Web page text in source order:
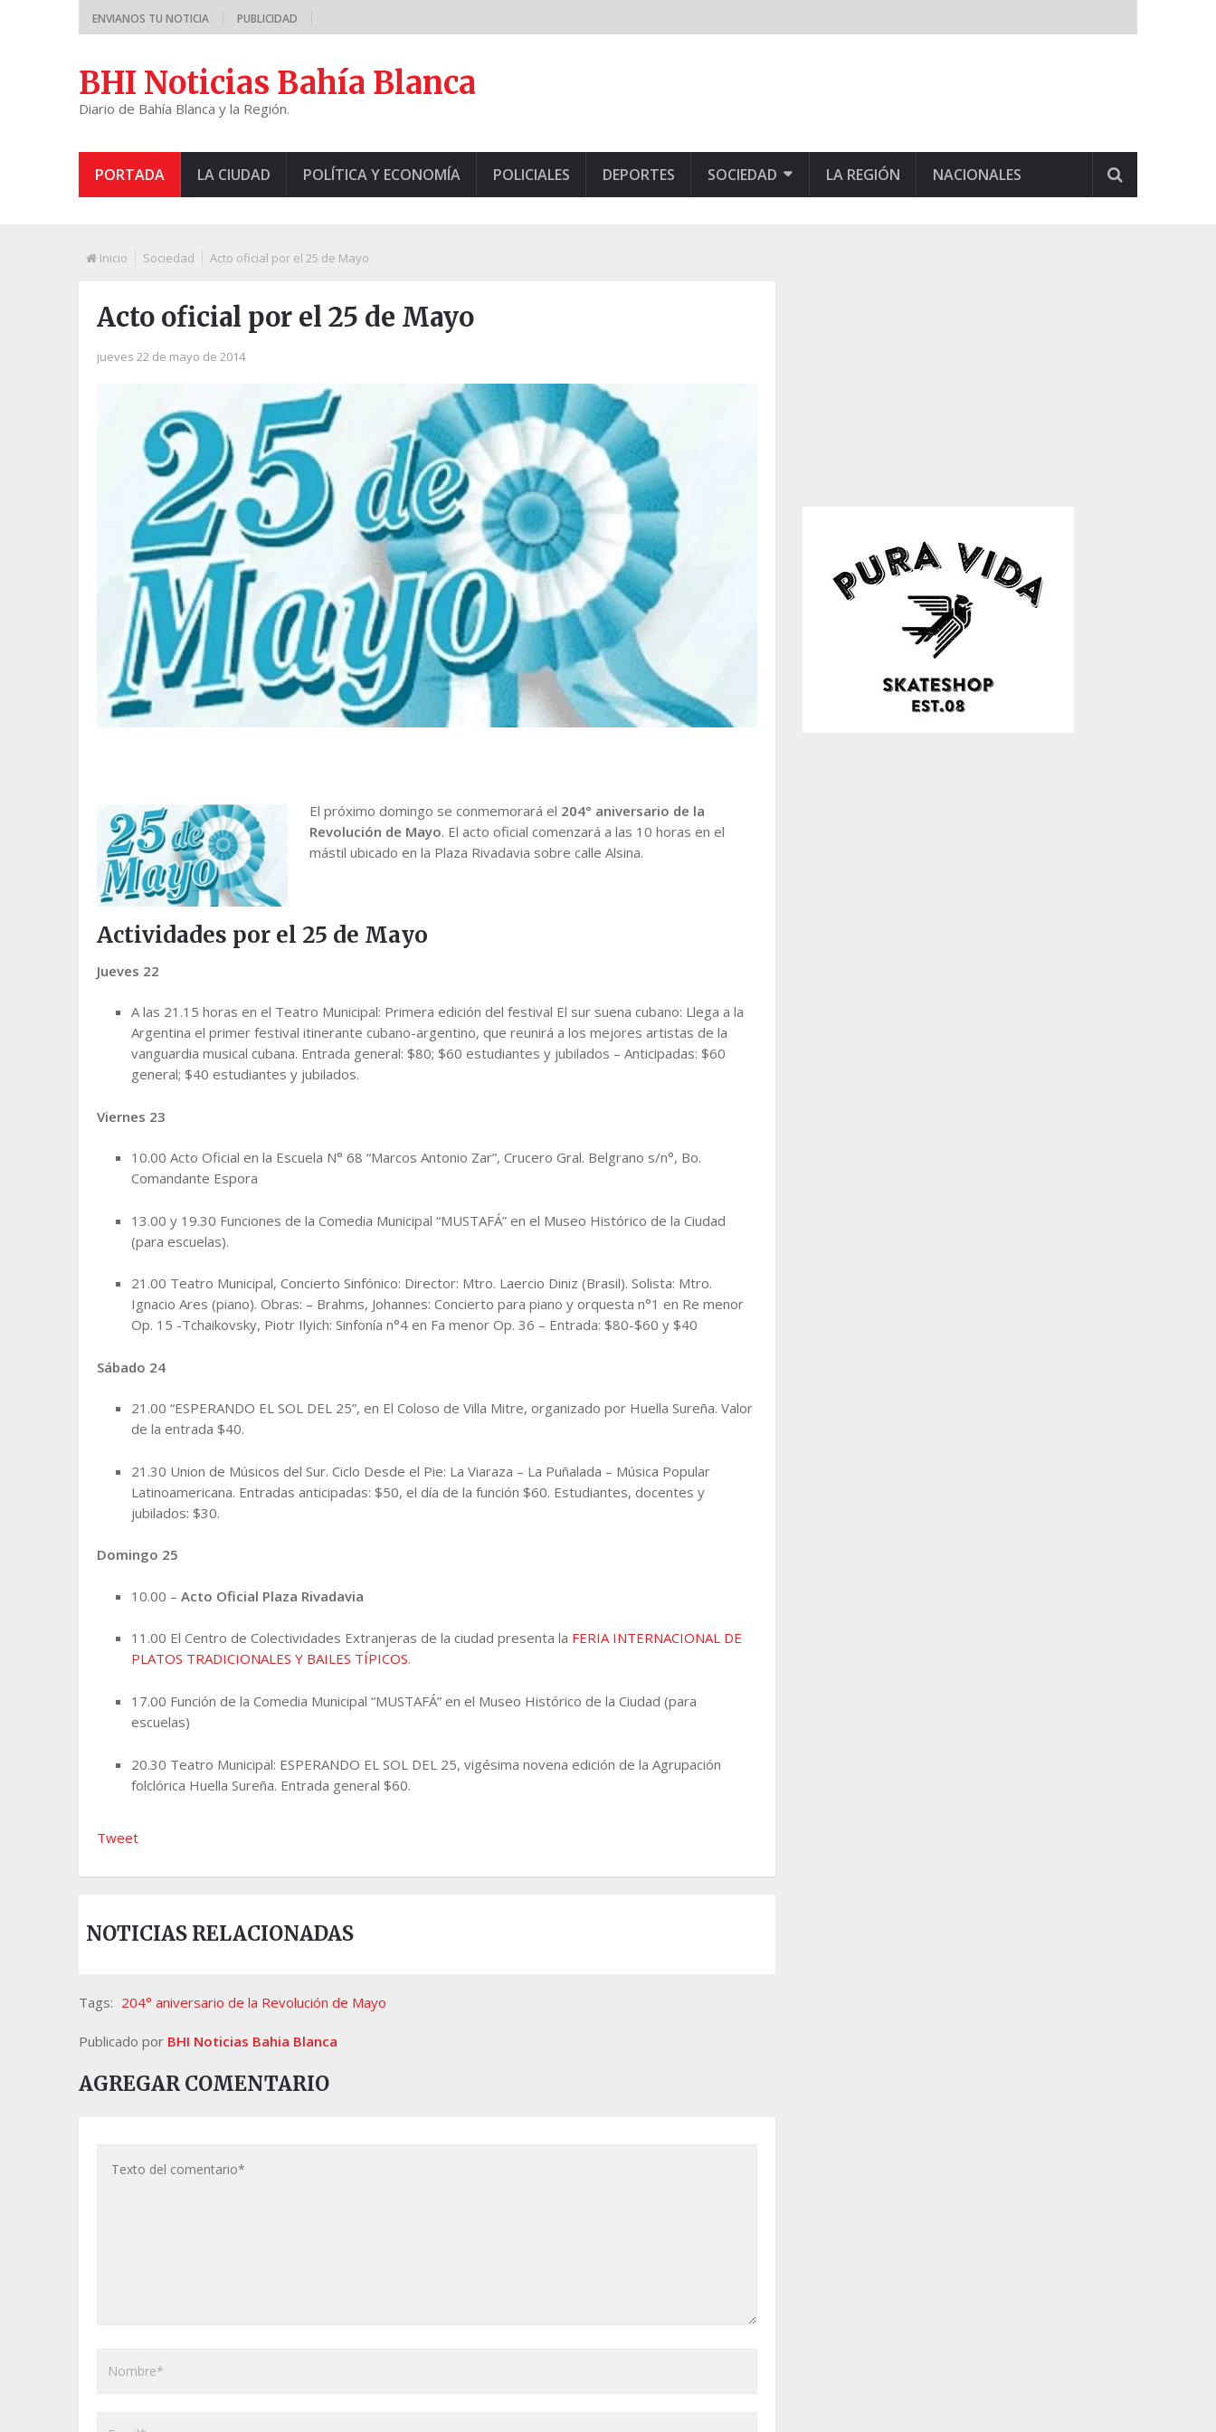
ENVIANOS TU NOTICIA PUBLICIDAD
BHI Noticias Bahía Blanca
Diario de Bahía Blanca y la Región.
PORTADA LA CIUDAD POLÍTICA Y ECONOMÍA POLICIALES DEPORTES SOCIEDAD LA REGIÓN NACIONALES
Inicio Sociedad Acto oficial por el 25 de Mayo
Acto oficial por el 25 de Mayo
jueves 22 de mayo de 2014
El próximo domingo se conmemorará el 204° aniversario de la
Revolución de Mayo. El acto oficial comenzará a las 10 horas en el
mástil ubicado en la Plaza Rivadavia sobre calle Alsina.
Actividades por el 25 de Mayo
Jueves 22
A las 21.15 horas en el Teatro Municipal: Primera edición del festival El sur suena cubano: Llega a la
Argentina el primer festival itinerante cubano-argentino, que reunirá a los mejores artistas de la
vanguardia musical cubana. Entrada general: $80; $60 estudiantes y jubilados – Anticipadas: $60
general; $40 estudiantes y jubilados.
Viernes 23
10.00 Acto Oficial en la Escuela N° 68 “Marcos Antonio Zar”, Crucero Gral. Belgrano s/n°, Bo.
Comandante Espora
13.00 y 19.30 Funciones de la Comedia Municipal “MUSTAFÁ” en el Museo Histórico de la Ciudad
(para escuelas).
21.00 Teatro Municipal, Concierto Sinfónico: Director: Mtro. Laercio Diniz (Brasil). Solista: Mtro.
Ignacio Ares (piano). Obras: – Brahms, Johannes: Concierto para piano y orquesta n°1 en Re menor
Op. 15 -Tchaikovsky, Piotr Ilyich: Sinfonía n°4 en Fa menor Op. 36 – Entrada: $80-$60 y $40
Sábado 24
21.00 “ESPERANDO EL SOL DEL 25”, en El Coloso de Villa Mitre, organizado por Huella Sureña. Valor
de la entrada $40.
21.30 Union de Músicos del Sur. Ciclo Desde el Pie: La Viaraza – La Puñalada – Música Popular
Latinoamericana. Entradas anticipadas: $50, el día de la función $60. Estudiantes, docentes y
jubilados: $30.
Domingo 25
10.00 – Acto Oficial Plaza Rivadavia
11.00 El Centro de Colectividades Extranjeras de la ciudad presenta la FERIA INTERNACIONAL DE
PLATOS TRADICIONALES Y BAILES TÍPICOS.
17.00 Función de la Comedia Municipal “MUSTAFÁ” en el Museo Histórico de la Ciudad (para
escuelas)
20.30 Teatro Municipal: ESPERANDO EL SOL DEL 25, vigésima novena edición de la Agrupación
folclórica Huella Sureña. Entrada general $60.
Tweet
NOTICIAS RELACIONADAS
Tags: 204° aniversario de la Revolución de Mayo
Publicado por BHI Noticias Bahia Blanca
AGREGAR COMENTARIO